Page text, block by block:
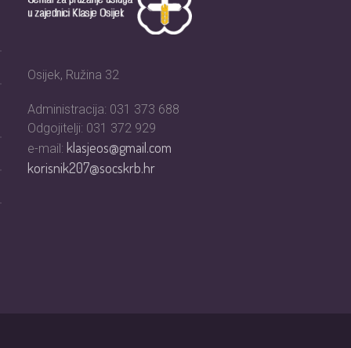
Osijek, Ružina 32
Administracija: 031 373 688
Odgojitelji: 031 372 929
e-mail: klasjeos@gmail.com
korisnik207@socskrb.hr